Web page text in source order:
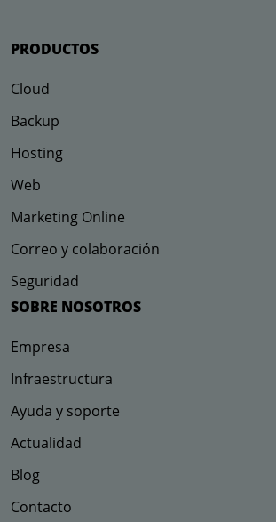
PRODUCTOS
Cloud
Backup
Hosting
Web
Marketing Online
Correo y colaboración
Seguridad
SOBRE NOSOTROS
Empresa
Infraestructura
Ayuda y soporte
Actualidad
Blog
Contacto